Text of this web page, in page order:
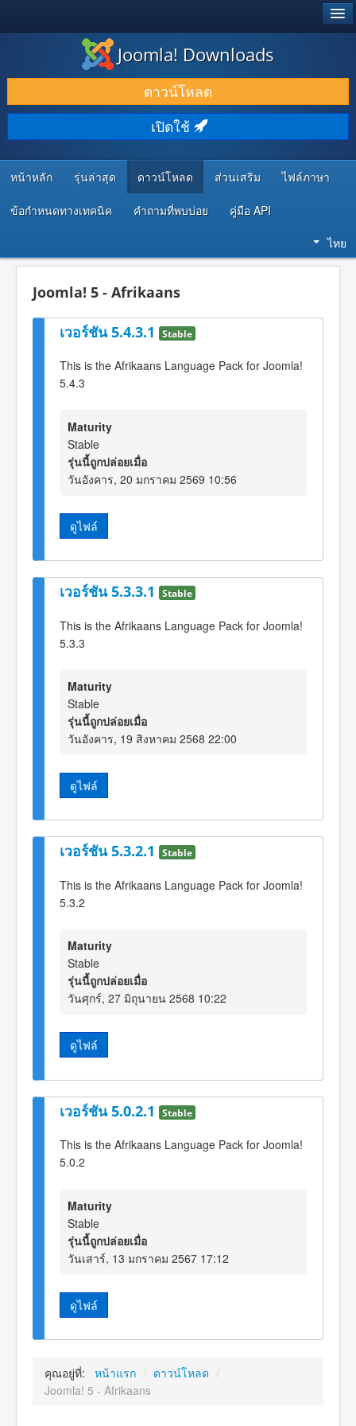
ดาวน์โหลด & ส่วนเสริม
ค้นคว้า & เรียนรู้
ชุมชน & สนับสนุน
ทรัพยากรสำหรับนักพัฒนา
Joomla! Downloads
ดาวน์โหลด
เปิดใช้
หน้าหลัก รุ่นล่าสุด ดาวน์โหลด ส่วนเสริม ไฟล์ภาษา
ข้อกำหนดทางเทคนิค คำถามที่พบบ่อย คู่มือ API
ไทย
Joomla! 5 - Afrikaans
เวอร์ชัน 5.4.3.1 Stable
This is the Afrikaans Language Pack for Joomla!
5.4.3
Maturity
Stable
รุ่นนี้ถูกปล่อยเมื่อ
วันอังคาร, 20 มกราคม 2569 10:56
ดูไฟล์
เวอร์ชัน 5.3.3.1 Stable
This is the Afrikaans Language Pack for Joomla!
5.3.3
Maturity
Stable
รุ่นนี้ถูกปล่อยเมื่อ
วันอังคาร, 19 สิงหาคม 2568 22:00
ดูไฟล์
เวอร์ชัน 5.3.2.1 Stable
This is the Afrikaans Language Pack for Joomla!
5.3.2
Maturity
Stable
รุ่นนี้ถูกปล่อยเมื่อ
วันศุกร์, 27 มิถุนายน 2568 10:22
ดูไฟล์
เวอร์ชัน 5.0.2.1 Stable
This is the Afrikaans Language Pack for Joomla!
5.0.2
Maturity
Stable
รุ่นนี้ถูกปล่อยเมื่อ
วันเสาร์, 13 มกราคม 2567 17:12
ดูไฟล์
คุณอยู่ที่: หน้าแรก / ดาวน์โหลด /
Joomla! 5 - Afrikaans